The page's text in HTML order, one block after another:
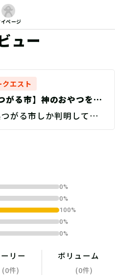
ページ
ュー
クエスト
がる市】神のおやつを探
点特定 Discovery
がる市しか判明していな
0%
0%
100%
0%
0%
リー
(0件)
ボリューム
(0件)